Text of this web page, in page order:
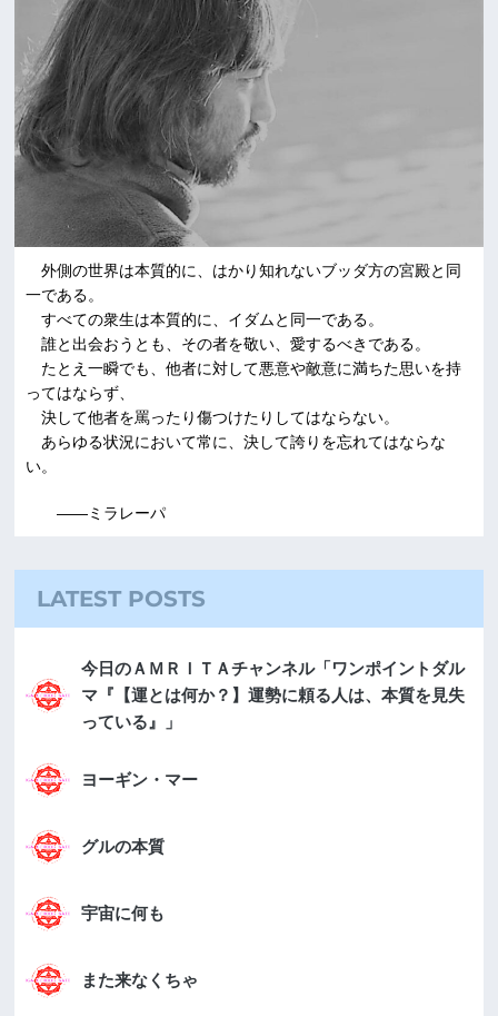
外側の世界は本質的に、はかり知れないブッダ方の宮殿と同
一である。
すべての衆生は本質的に、イダムと同一である。
誰と出会おうとも、その者を敬い、愛するべきである。
たとえ一瞬でも、他者に対して悪意や敵意に満ちた思いを持
ってはならず、
決して他者を罵ったり傷つけたりしてはならない。
あらゆる状況において常に、決して誇りを忘れてはならな
い。
――ミラレーパ
LATEST POSTS
今日のＡＭＲＩＴＡチャンネル「ワンポイントダル
マ『【運とは何か？】運勢に頼る人は、本質を見失
っている』」
ヨーギン・マー
グルの本質
宇宙に何も
また来なくちゃ